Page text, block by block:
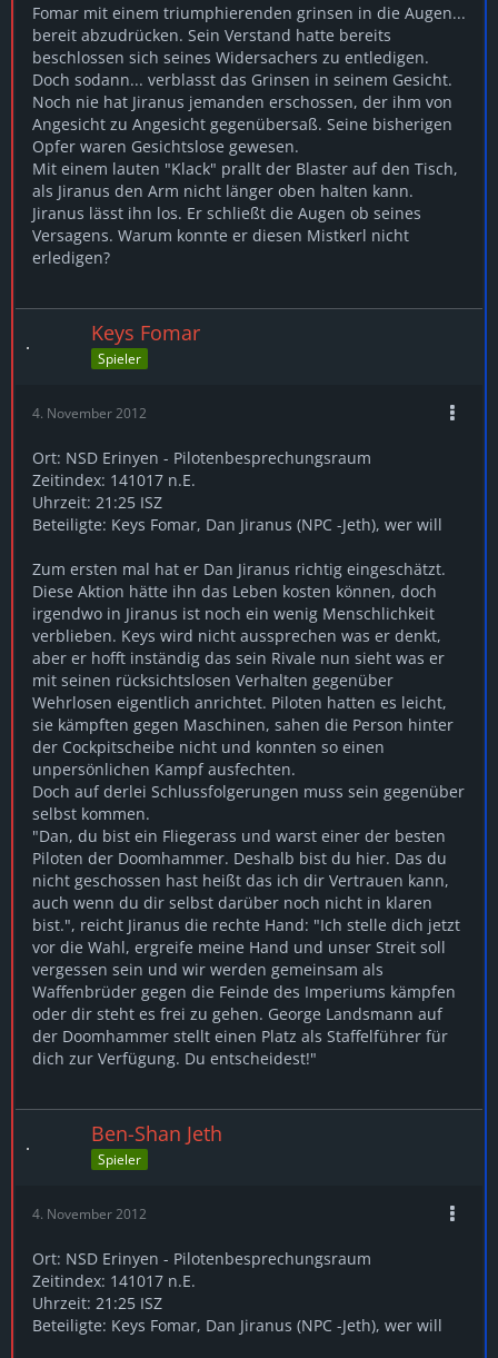
Fomar mit einem triumphierenden grinsen in die Augen...
bereit abzudrücken. Sein Verstand hatte bereits
beschlossen sich seines Widersachers zu entledigen.
Doch sodann... verblasst das Grinsen in seinem Gesicht.
Noch nie hat Jiranus jemanden erschossen, der ihm von
Angesicht zu Angesicht gegenübersaß. Seine bisherigen
Opfer waren Gesichtslose gewesen.
Mit einem lauten "Klack" prallt der Blaster auf den Tisch,
als Jiranus den Arm nicht länger oben halten kann.
Jiranus lässt ihn los. Er schließt die Augen ob seines
Versagens. Warum konnte er diesen Mistkerl nicht
erledigen?
Keys Fomar
Spieler
4. November 2012
Ort: NSD Erinyen - Pilotenbesprechungsraum
Zeitindex: 141017 n.E.
Uhrzeit: 21:25 ISZ
Beteiligte: Keys Fomar, Dan Jiranus (NPC -Jeth), wer will
Zum ersten mal hat er Dan Jiranus richtig eingeschätzt.
Diese Aktion hätte ihn das Leben kosten können, doch
irgendwo in Jiranus ist noch ein wenig Menschlichkeit
verblieben. Keys wird nicht aussprechen was er denkt,
aber er hofft inständig das sein Rivale nun sieht was er
mit seinen rücksichtslosen Verhalten gegenüber
Wehrlosen eigentlich anrichtet. Piloten hatten es leicht,
sie kämpften gegen Maschinen, sahen die Person hinter
der Cockpitscheibe nicht und konnten so einen
unpersönlichen Kampf ausfechten.
Doch auf derlei Schlussfolgerungen muss sein gegenüber
selbst kommen.
"Dan, du bist ein Fliegerass und warst einer der besten
Piloten der Doomhammer. Deshalb bist du hier. Das du
nicht geschossen hast heißt das ich dir Vertrauen kann,
auch wenn du dir selbst darüber noch nicht in klaren
bist.", reicht Jiranus die rechte Hand: "Ich stelle dich jetzt
vor die Wahl, ergreife meine Hand und unser Streit soll
vergessen sein und wir werden gemeinsam als
Waffenbrüder gegen die Feinde des Imperiums kämpfen
oder dir steht es frei zu gehen. George Landsmann auf
der Doomhammer stellt einen Platz als Staffelführer für
dich zur Verfügung. Du entscheidest!"
Ben-Shan Jeth
Spieler
4. November 2012
Ort: NSD Erinyen - Pilotenbesprechungsraum
Zeitindex: 141017 n.E.
Uhrzeit: 21:25 ISZ
Beteiligte: Keys Fomar, Dan Jiranus (NPC -Jeth), wer will